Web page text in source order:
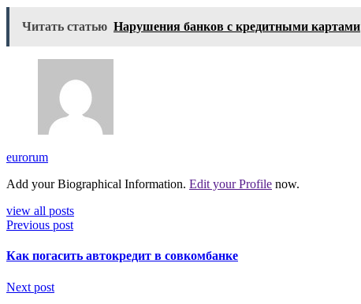
Читать статью Нарушения банков с кредитными картами
eurorum
Add your Biographical Information. Edit your Profile now.
view all posts
Previous post
Как погасить автокредит в совкомбанке
Next post